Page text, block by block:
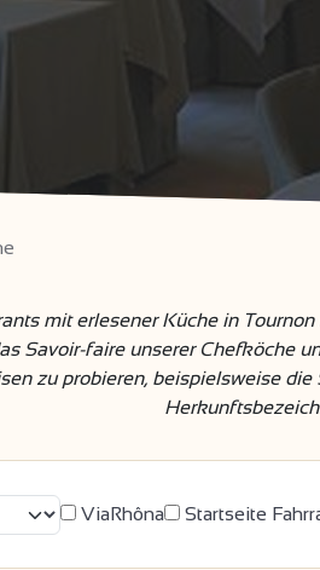
mit erlesener Küche in
Savoir-faire unserer Chefköche
zu probieren, beispielsweise
ViaRhôna Startseite